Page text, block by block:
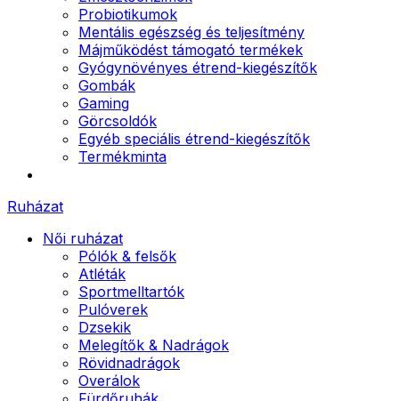
Probiotikumok
Mentális egészség és teljesítmény
Májműködést támogató termékek
Gyógynövényes étrend-kiegészítők
Gombák
Gaming
Görcsoldók
Egyéb speciális étrend-kiegészítők
Termékminta
Ruházat
Női ruházat
Pólók & felsők
Atléták
Sportmelltartók
Pulóverek
Dzsekik
Melegítők & Nadrágok
Rövidnadrágok
Overálok